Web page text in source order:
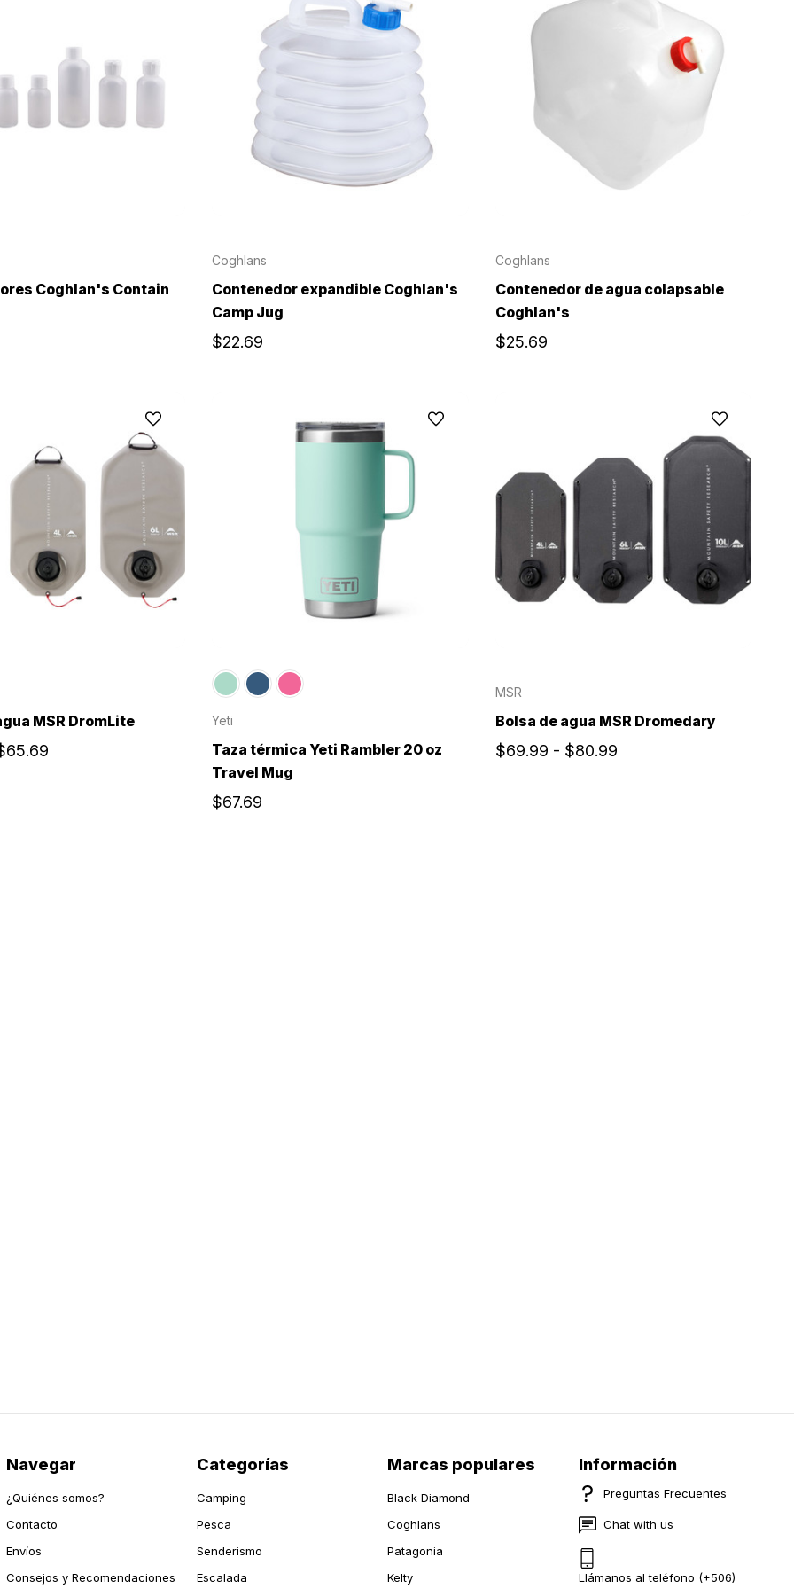
Coghlan's Contain
Coghlans
Contenedor expandible Coghlan's
Camp Jug
$22.69
Coghlans
Contenedor de agua colapsable
Coghlan's
$25.69
MSR DromLite Yeti
Taza térmica Yeti Rambler 20 oz
Travel Mug
$67.69
MSR
Bolsa de agua MSR Dromedary
$69.99 - $80.99
Navegar
¿Quiénes somos?
Contacto
Envíos
Consejos y Recomendaciones
Categorías
Camping
Pesca
Senderismo
Escalada
Marcas populares
Black Diamond
Coghlans
Patagonia
Kelty
Información
Preguntas Frecuentes
Chat with us
Llámanos al teléfono (+506)